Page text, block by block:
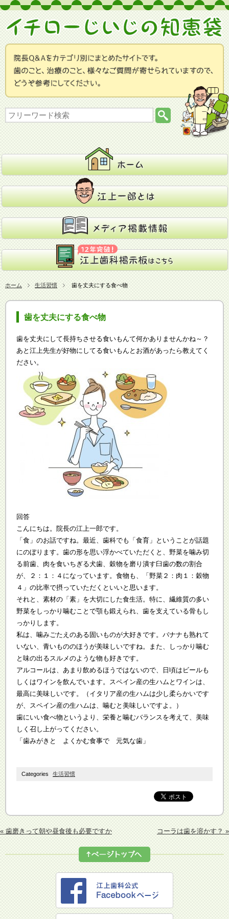
ホーム 生活習慣 歯を丈夫にする食べ物
歯を丈夫にする食べ物
歯を丈夫にして長持ちさせる食いもんて何かありませんかね～？
あと江上先生が好物にしてる食いもんとお酒があったら教えてく
ださい。
回答
こんにちは。院長の江上一郎です。
「食」のお話ですね。最近、歯科でも「食育」ということが話題
にのぼります。歯の形を思い浮かべていただくと、野菜を噛み切
る前歯、肉を食いちぎる犬歯、穀物を磨り潰す臼歯の数の割合
が、２：１：４になっています。食物も、「野菜２：肉１：穀物
４」の比率で摂っていただくといいと思います。
それと、素材の「素」を大切にした食生活。特に、繊維質の多い
野菜をしっかり噛むことで顎も鍛えられ、歯を支えている骨もし
っかりします。
私は、噛みごたえのある固いものが大好きです。バナナも熟れて
いない、青いもののほうが美味しいですね。また、しっかり噛む
と味の出るスルメのような物も好きです。
アルコールは、あまり飲めるほうではないので、日頃はビールも
しくはワインを飲んでいます。スペイン産の生ハムとワインは、
最高に美味しいです。（イタリア産の生ハムは少し柔らかいです
が、スペイン産の生ハムは、噛むと美味しいですよ。）
歯にいい食べ物というより、栄養と噛むバランスを考えて、美味
しく召し上がってください。
「歯みがきと よくかむ食事で 元気な歯」
Categories 生活習慣
« 歯磨きって朝や昼食後も必要ですか コーラは歯を溶かす？ »